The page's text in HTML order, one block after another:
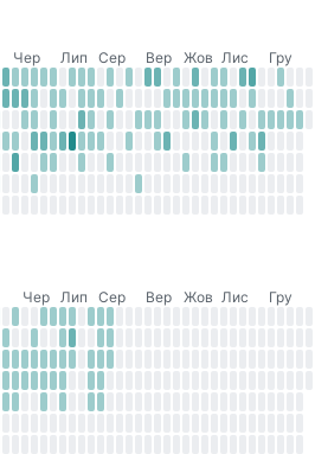
Чер Лип Сер Вер Жов Лис
Гру
Чер Лип Сер Вер Жов Лис
Гру